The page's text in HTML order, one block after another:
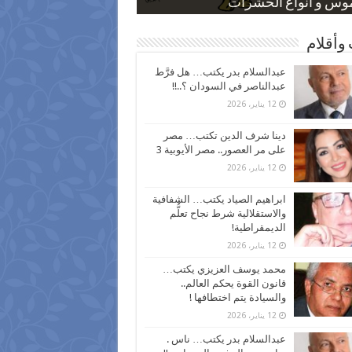
و أنواع الحشرات
بعد ارتفاع الأسعار
نسبة الطلاق في مصر
كاركاتيرية
كاركاتيرية
وأقلام
عبدالسلام بدر يكتب… هل فرَّط
عبدالناصر في السودان ؟..!!
12 يناير، 2026
دينا شرف الدين تكتب… مصر
على مر العصور.. مصر الأيوبية 3
12 يناير، 2026
ابراهيم الصياد يكتب… الشفافية
والاستقلالية شرط نجاح تعلُّم
الديمقراطية!
12 يناير، 2026
محمد يوسف العزيزي يكتب…
قانون القوة يحكم العالم..
والسيادة يتم اختطافها !
12 يناير، 2026
عبدالسلام بدر يكتب… ناس .